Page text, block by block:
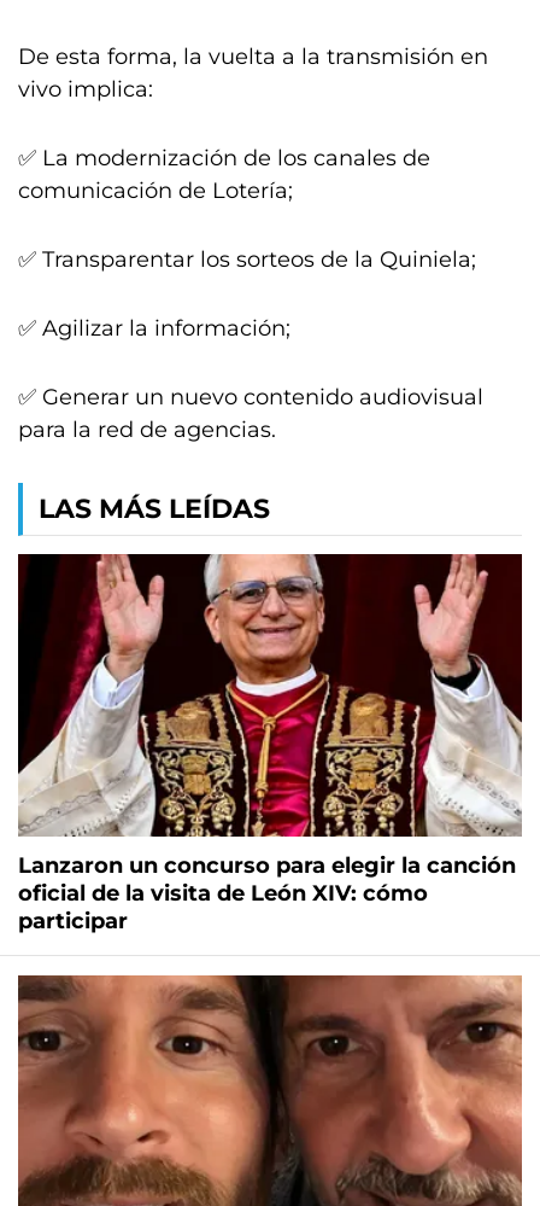
De esta forma, la vuelta a la transmisión en
vivo implica:
✅ La modernización de los canales de
comunicación de Lotería;
✅ Transparentar los sorteos de la Quiniela;
✅ Agilizar la información;
✅ Generar un nuevo contenido audiovisual
para la red de agencias.
LAS MÁS LEÍDAS
Lanzaron un concurso para elegir la canción
oficial de la visita de León XIV: cómo
participar